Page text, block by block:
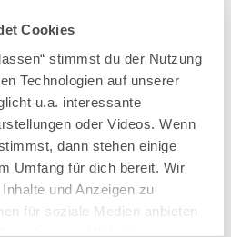
Cookies
stimmst du der Nutzung
Technologien auf unserer
u.a. interessante
oder Videos. Wenn
dann stehen einige
Umfang für dich bereit. Wir
und Anzeigen zu
für soziale Medien anbieten